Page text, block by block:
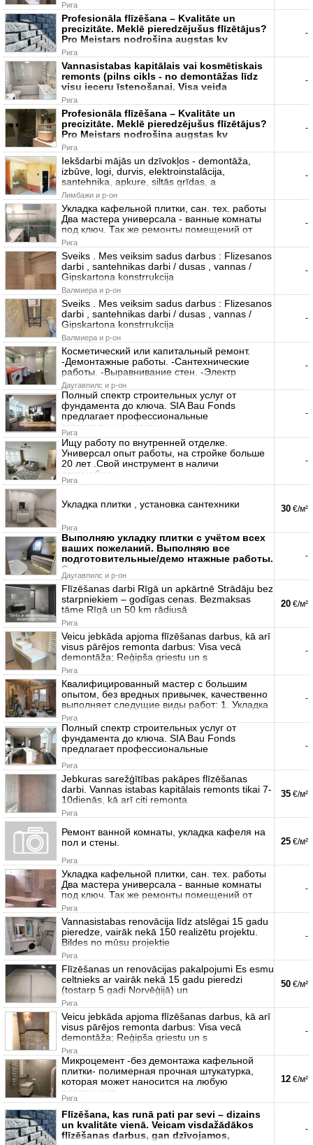
Рига
Profesionāla flīzēšana – Kvalitāte un
precizitāte. Meklē pieredzējušus flīzētājus?
Pro Meistars nodrošina augstas kv
Рига
-
Vannasistabas kapitālais vai kosmētiskais
remonts (pilns cikls - no demontāžas līdz
visu ieceru īstenošanai. Visa veida
Рига
-
Profesionāla flīzēšana – Kvalitāte un
precizitāte. Meklē pieredzējušus flīzētājus?
Pro Meistars nodrošina augstas kv
Рига
-
Iekšdarbi mājās un dzīvokļos - demontāža,
izbūve, logi, durvis, elektroinstalācija,
santehnika, apkure, siltās grīdas, a
Лимбажи и р-он
-
Укладка кафельной плитки, сан. тех. работы
Два мастера универсала - ванные комнаты
под ключ. Так же ремонты помещений от
Рига
-
Sveiks . Mes veiksim sadus darbus : Flizesanos
darbi , santehnikas darbi / dusas , vannas /
Gipskartona konstrrukcija
Валмиера и р-он
-
Sveiks . Mes veiksim sadus darbus : Flizesanos
darbi , santehnikas darbi / dusas , vannas /
Gipskartona konstrrukcija
Валмиера и р-он
-
Косметический или капитальный ремонт.
-Демонтажные работы. -Сантехнические
работы. -Выравнивание стен. -Электр
Даугавпилс и р-он
-
Полный спектр строительных услуг от
фундамента до ключа. SIA Bau Fonds
предлагает профессиональные
строительные услуги
Рига
-
Ищу работу по внутренней отделке.
Универсал опыт работы, на стройке больше
20 лет .Свой инструмент в наличи
автомобиль.
Рига
-
Укладка плитки , установка сантехники
Рига
30 €/м²
Выполняю укладку плитки с учётом всех
ваших пожеланий. Выполняю все
подготовительные/демо нтажные работы.
Составлени
Даугавпилс и р-он
-
Flīzēšanas darbi Rīgā un apkārtnē Strādāju bez
starpniekiem – godīgas cenas. Bezmaksas
tāme Rīgā un 50 km rādiusā
Рига
20 €/м²
Veicu jebkāda apjoma flīzēšanas darbus, kā arī
visus pārējos remonta darbus: Visa vecā
demontāža; Reģipša griestu un s
Рига
-
Квалифицированный мастер с большим
опытом, без вредных привычек, качественно
выполняет следущие виды работ: 1. Укладка
Рига
-
Полный спектр строительных услуг от
фундамента до ключа. SIA Bau Fonds
предлагает профессиональные
строительные услуги
Рига
-
Jebkuras sarežģītības pakāpes flīzēšanas
darbi. Vannas istabas kapitālais remonts tikai 7-
10dienās, kā arī citi remonta
Рига
35 €/м²
Ремонт ванной комнаты, укладка кафеля на
пол и стены.
Рига
25 €/м²
Укладка кафельной плитки, сан. тех. работы
Два мастера универсала - ванные комнаты
под ключ. Так же ремонты помещений от
Рига
-
Vannasistabas renovācija līdz atslēgai 15 gadu
pieredze, vairāk nekā 150 realizētu projektu.
Bildes no mūsu projektie
Рига
-
Flīzēšanas un renovācijas pakalpojumi Es esmu
celtnieks ar vairāk nekā 15 gadu pieredzi
(tostarp 5 gadi Norvēģijā) un
Рига
50 €/м²
Veicu jebkāda apjoma flīzēšanas darbus, kā arī
visus pārējos remonta darbus: Visa vecā
demontāža; Reģipša griestu un s
Рига
-
Микроцемент -без демонтажа кафельной
плитки- полимерная прочная штукатурка,
которая может наносится на любую
поверхность
Рига
12 €/м²
Flīzēšana, kas runā pati par sevi – dizains
un kvalitāte vienā. Veicam visdažādākos
flīzēšanas darbus, gan dzīvojamos,
-